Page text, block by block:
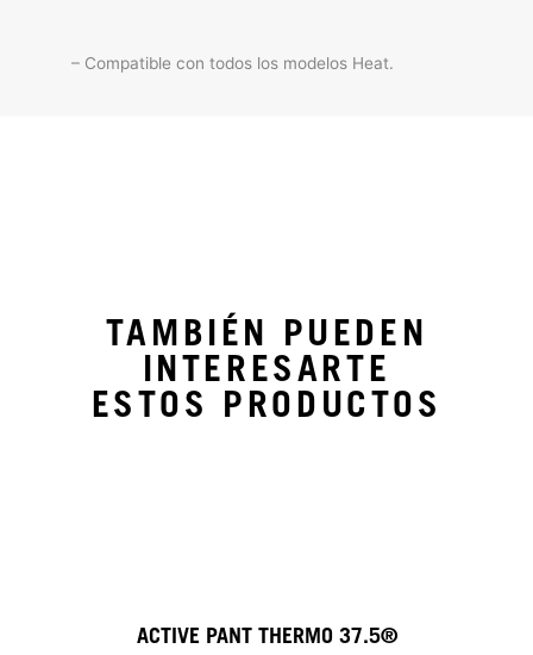
– Compatible con todos los modelos Heat.
TAMBIÉN PUEDEN
INTERESARTE
ESTOS PRODUCTOS